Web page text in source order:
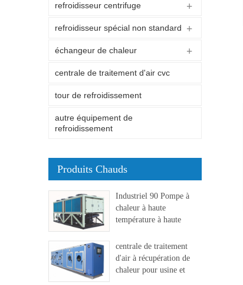
refroidisseur centrifuge
refroidisseur spécial non standard
échangeur de chaleur
centrale de traitement d'air cvc
tour de refroidissement
autre équipement de
refroidissement
Produits Chauds
Industriel 90 Pompe à
chaleur à haute
température à haute
centrale de traitement
d'air à récupération de
chaleur pour usine et